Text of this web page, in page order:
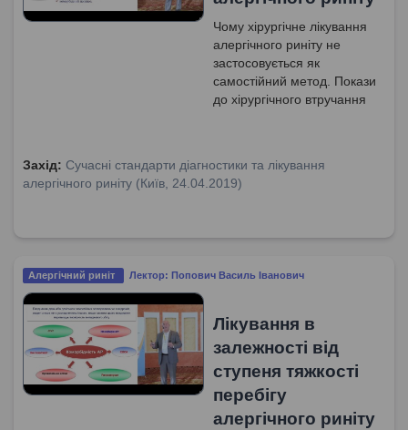
Чому хірургічне лікування
алергічного риніту не
застосовується як
самостійний метод. Покази
до хірургічного втручання
методи вибору хірургічного
лікування алергічного
Захід: Сучасні стандарти діагностики та лікування
алергічного риніту (Київ, 24.04.2019)
Алергічний риніт Лектор: Попович Василь Іванович
Лікування в
залежності від
ступеня тяжкості
перебігу
алергічного риніту